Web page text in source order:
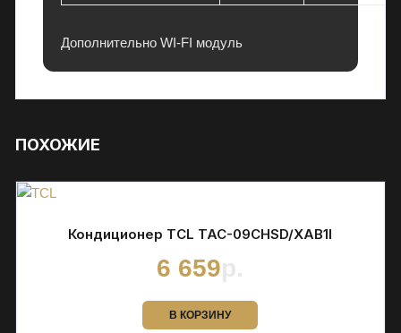
Дополнительно WI-FI модуль
ПОХОЖИЕ
Кондиционер TCL TAC-09CHSD/XAB1I
6 659
В КОРЗИНУ